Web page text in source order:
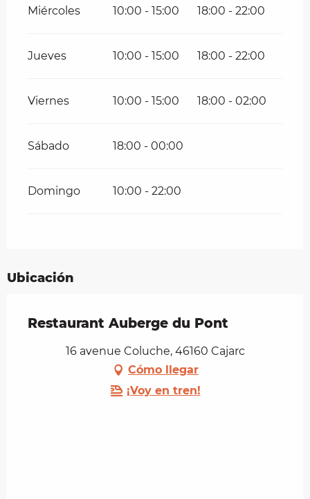
Miércoles 10:00 - 15:00 18:00 - 22:00
Jueves 10:00 - 15:00 18:00 - 22:00
Viernes 10:00 - 15:00 18:00 - 02:00
Sábado 18:00 - 00:00
Domingo 10:00 - 22:00
Ubicación
Restaurant Auberge du Pont
16 avenue Coluche, 46160 Cajarc
Cómo llegar
¡Voy en tren!